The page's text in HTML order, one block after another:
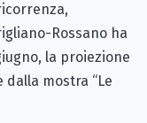
Rossano ha
la proiezione
mostra “Le